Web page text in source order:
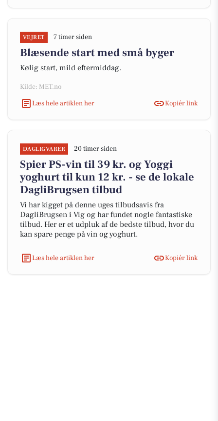
VEJRET 7 timer siden
Blæsende start med små byger
Kølig start, mild eftermiddag.
Kilde: MET.no
Læs hele artiklen her
Kopiér link
DAGLIGVARER 20 timer siden
Spier PS-vin til 39 kr. og Yoggi
yoghurt til kun 12 kr. - se de lokale
DagliBrugsen tilbud
Vi har kigget på denne uges tilbudsavis fra
DagliBrugsen i Vig og har fundet nogle fantastiske
tilbud. Her er et udpluk af de bedste tilbud, hvor du
kan spare penge på vin og yoghurt.
Læs hele artiklen her Kopiér link